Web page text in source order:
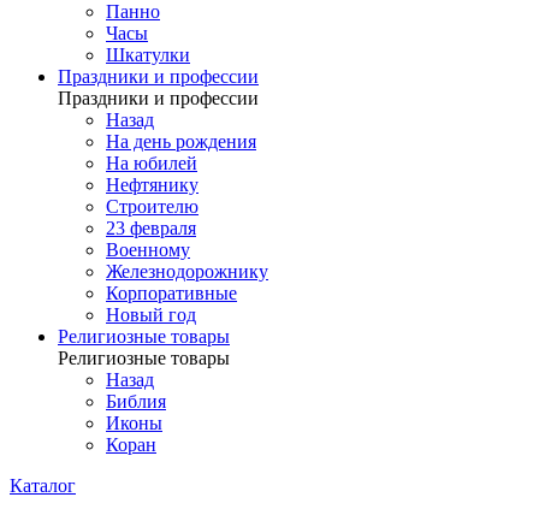
Панно
Часы
Шкатулки
Праздники и профессии
Праздники и профессии
Назад
На день рождения
На юбилей
Нефтянику
Строителю
23 февраля
Военному
Железнодорожнику
Корпоративные
Новый год
Религиозные товары
Религиозные товары
Назад
Библия
Иконы
Коран
Каталог